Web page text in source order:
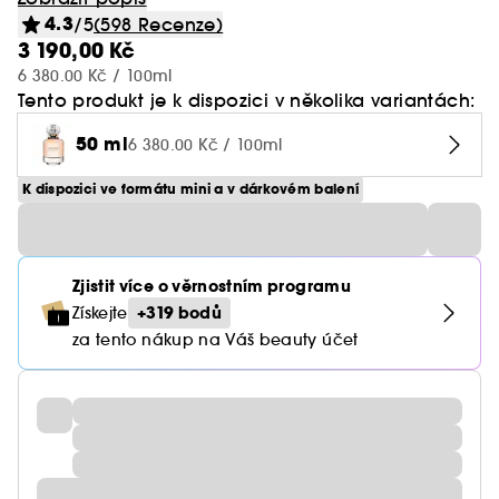
4.3/5(598 Recenze)
3 190,00 Kč
6 380.00 Kč / 100ml
Tento produkt je k dispozici v několika variantách:
50 ml6 380.00 Kč / 100ml
K dispozici ve formátu mini a v dárkovém balení
Zjistit více o věrnostním programu
Získejte +319 bodů
za tento nákup na Váš beauty účet